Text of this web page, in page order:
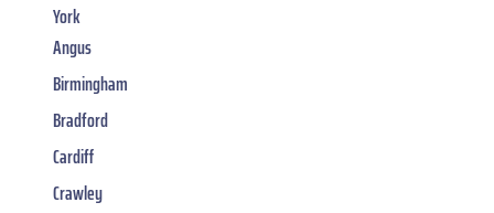
York
Angus
Birmingham
Bradford
Cardiff
Crawley